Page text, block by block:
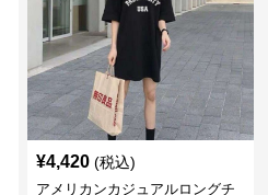
¥4,420 (税込)
アメリカンカジュアルロングチ